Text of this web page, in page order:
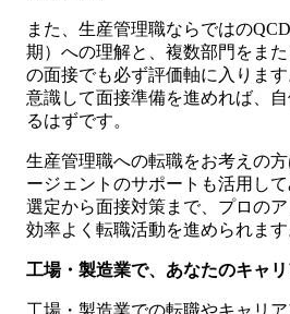
また、生産管理職ならではの
期）への理解と、複数部門をま
の面接でも必ず評価軸に入りま
意識して面接準備を進めれば、
るはずです。
生産管理職への転職をお考えの
ージェントのサポートも活用し
選定から面接対策まで、プロの
効率よく転職活動を進められます
工場・製造業で、あなたのキャリ
工場・製造業での転職やキャリア